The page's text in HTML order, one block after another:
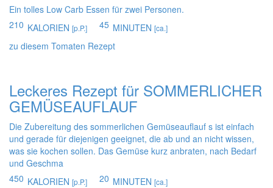
Ein tolles Low Carb Essen für zwei Personen.
210 KALORIEN [p.P.] 45 MINUTEN [ca.]
zu diesem Tomaten Rezept
Leckeres Rezept für SOMMERLICHER
GEMÜSEAUFLAUF
Die Zubereitung des sommerlichen Gemüseauflauf s ist einfach
und gerade für diejenigen geeignet, die ab und an nicht wissen,
was sie kochen sollen. Das Gemüse kurz anbraten, nach Bedarf
und Geschma
450 KALORIEN [p.P.] 20 MINUTEN [ca.]